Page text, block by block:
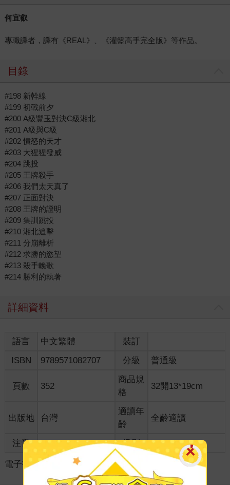
何宜叡
專職譯者，譯有《REAL》、《灌籃高手完全版》等作品。
目錄
#198 新幹線
#199 初戰前夕
#200 A級豐玉對決C級湘北
#201 A級與C級
#202 憤怒的天才
#203 大猩猩發威
#204 跳投
#205 王牌殺手
#206 我們太天真了
#207 正面對決
#208 王牌的證明
#209 集訓跳投
#210 湘北追擊
#211 分崩離析
#212 求勝的慾望
#213 殺手輓歌
#214 勝利的執著
詳細資料
語言 中文繁體
裝訂
ISBN
9789571082707 分級 普通級
頁數 352
商品規
格
32開13*19cm
出版地 台灣
適讀年
齡
全齡適讀
注音 級別
電子書 ＞ ＞ 日系職場運動 運動競技